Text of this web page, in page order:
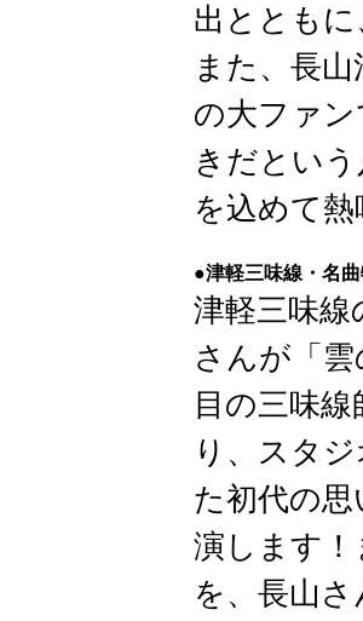
出ととも
また、長
の大ファ
きだとい
を込めて熱
●津軽三味線・名
津軽三味
さんが「
目の三味
り、スタ
た初代の
演します
を、長山